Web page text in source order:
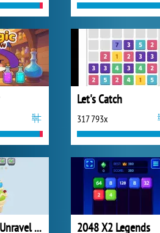
Let's Catch
317 793x
Yarn Fever: Unravel Puzzle 2048 X2 Legends